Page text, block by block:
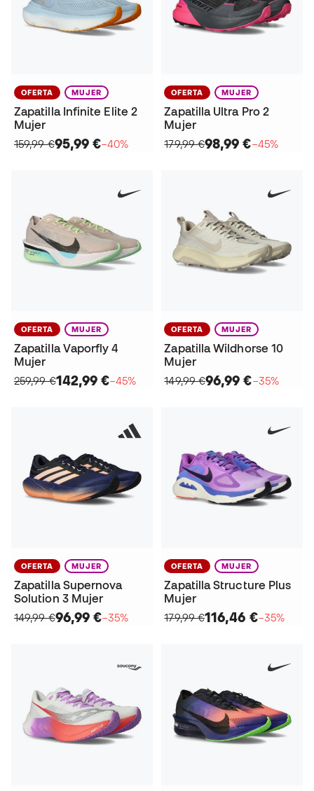
OFERTA MUJER
Zapatilla Infinite Elite 2
Mujer
159,99 €95,99 €−40%
OFERTA MUJER
Zapatilla Ultra Pro 2
Mujer
179,99 €98,99 €−45%
OFERTA MUJER
Zapatilla Vaporfly 4
Mujer
259,99 €142,99 €−45%
OFERTA MUJER
Zapatilla Wildhorse 10
Mujer
149,99 €96,99 €−35%
OFERTA MUJER
Zapatilla Supernova
Solution 3 Mujer
149,99 €96,99 €−35%
OFERTA MUJER
Zapatilla Structure Plus
Mujer
179,99 €116,46 €−35%